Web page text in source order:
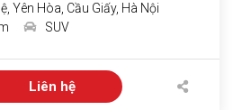
Yên Hòa, Cầu Giấy, Hà Nội
SUV
Liên hệ